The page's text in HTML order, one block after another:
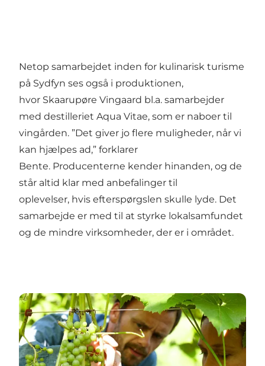
Netop samarbejdet inden for kulinarisk turisme
på Sydfyn ses også i produktionen,
hvor Skaarupøre Vingaard bl.a. samarbejder
med destilleriet Aqua Vitae, som er naboer til
vingården. ”Det giver jo flere muligheder, når vi
kan hjælpes ad,” forklarer
Bente. Producenterne kender hinanden, og de
står altid klar med anbefalinger til
oplevelser, hvis efterspørgslen skulle lyde. Det
samarbejde er med til at styrke lokalsamfundet
og de mindre virksomheder, der er i området.